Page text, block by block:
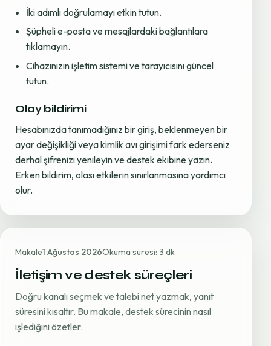
İki adımlı doğrulamayı etkin tutun.
Şüpheli e-posta ve mesajlardaki bağlantılara
tıklamayın.
Cihazınızın işletim sistemi ve tarayıcısını güncel
tutun.
Olay bildirimi
Hesabınızda tanımadığınız bir giriş, beklenmeyen bir
ayar değişikliği veya kimlik avı girişimi fark ederseniz
derhal şifrenizi yenileyin ve destek ekibine yazın.
Erken bildirim, olası etkilerin sınırlanmasına yardımcı
olur.
Makale1 Ağustos 2026Okuma süresi: 3 dk
İletişim ve destek süreçleri
Doğru kanalı seçmek ve talebi net yazmak, yanıt
süresini kısaltır. Bu makale, destek sürecinin nasıl
işlediğini özetler.